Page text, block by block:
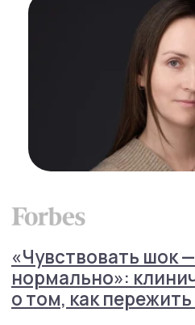
СМИ
О нас
Услуги
Групповые тренинги